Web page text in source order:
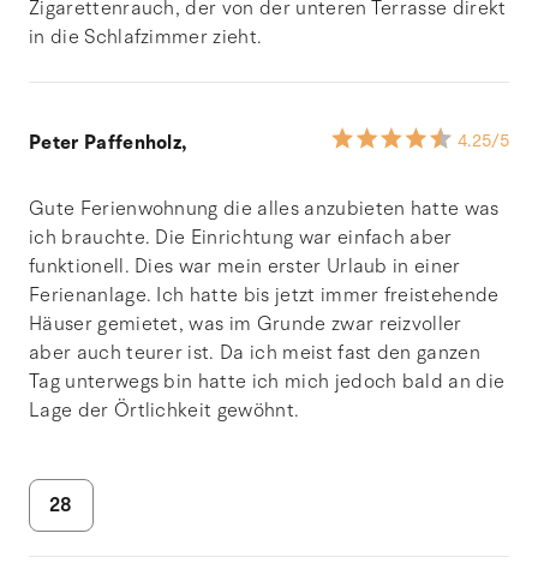
Zigarettenrauch, der von der unteren Terrasse direkt
in die Schlafzimmer zieht.
Peter Paffenholz, 4.25/5
Gute Ferienwohnung die alles anzubieten hatte was
ich brauchte. Die Einrichtung war einfach aber
funktionell. Dies war mein erster Urlaub in einer
Ferienanlage. Ich hatte bis jetzt immer freistehende
Häuser gemietet, was im Grunde zwar reizvoller
aber auch teurer ist. Da ich meist fast den ganzen
Tag unterwegs bin hatte ich mich jedoch bald an die
Lage der Örtlichkeit gewöhnt.
28